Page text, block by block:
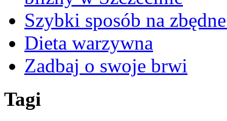
Szybki sposób na
Dieta warzywna
Zadbaj o swoje brwi
Tagi